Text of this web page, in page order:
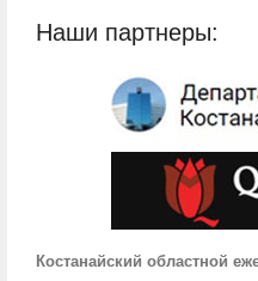
Наши партнеры:
Костанайский областной